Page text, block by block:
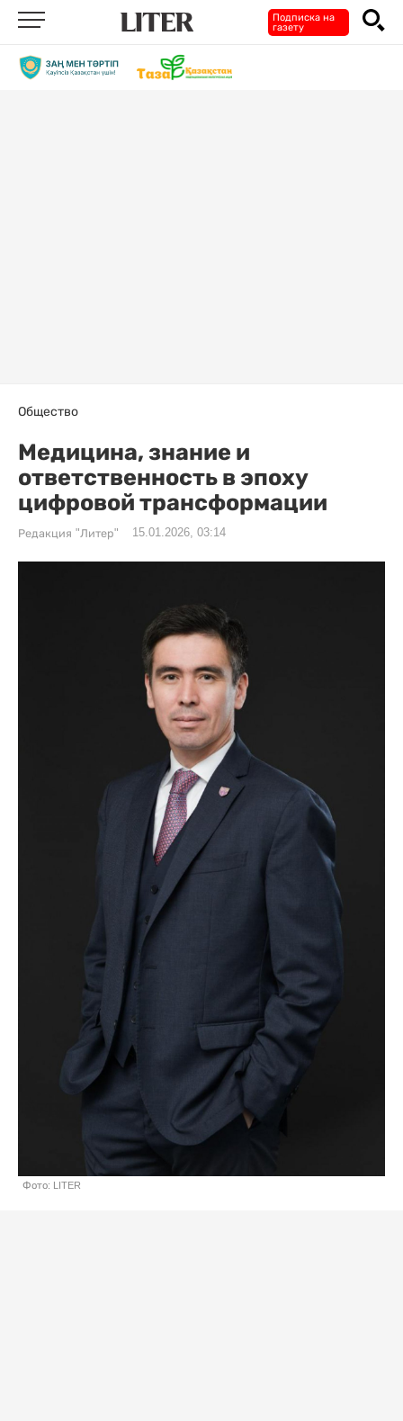
Подписка на
газету
Общество
Медицина, знание и
ответственность в эпоху
цифровой трансформации
Редакция "Литер" 15.01.2026, 03:14
Фото: LITER